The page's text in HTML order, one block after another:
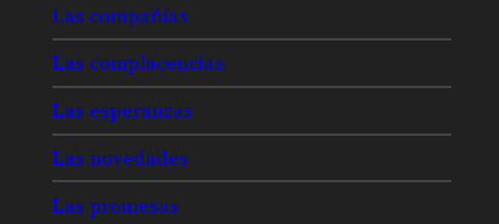
Las compañías
Las complacencias
Las esperanzas
Las novedades
Las promesas